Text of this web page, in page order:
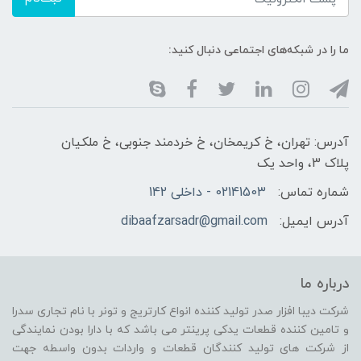
ما را در شبکه‌های اجتماعی دنبال کنید:
آدرس: تهران، خ کریمخان، خ خردمند جنوبی، خ ملکیان
پلاک 3، واحد یک
شماره تماس:
02141503 - داخلی 142
آدرس ایمیل:
dibaafzarsadr@gmail.com
درباره ما
شرکت دیبا افزار صدر تولید کننده انواع کارتریج و تونر با نام تجاری سدرا
و تامین کننده قطعات یدکی پرینتر می باشد که با دارا بودن نمایندگی
از شرکت های تولید کنندگان قطعات و واردات بدون واسطه جهت